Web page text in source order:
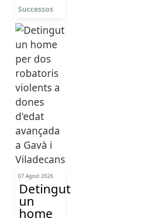
Successos
07 Agost 2026
Detingut
un
home